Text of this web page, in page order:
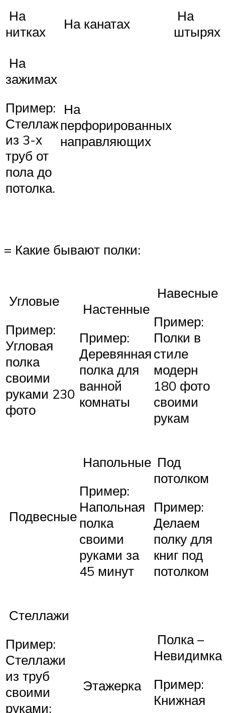
На
нитках
На канатах
На
штырях
На
зажимах
Пример:
Стеллаж
из 3-х
труб от
пола до
потолка.
На
перфорированных
направляющих
= Какие бывают полки:
Угловые
Пример:
Угловая
полка
своими
руками 230
фото
Настенные
Пример:
Деревянная
полка для
ванной
комнаты
Навесные
Пример:
Полки в
стиле
модерн
180 фото
своими
рукам
Подвесные
Напольные
Пример:
Напольная
полка
своими
руками за
45 минут
Под
потолком
Пример:
Делаем
полку для
книг под
потолком
Стеллажи
Пример:
Стеллажи
из труб
своими
руками:
Этажерка
Полка –
Невидимка
Пример:
Книжная